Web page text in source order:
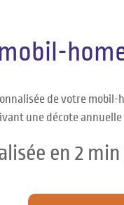
de votre mobil-
une décote
en 2